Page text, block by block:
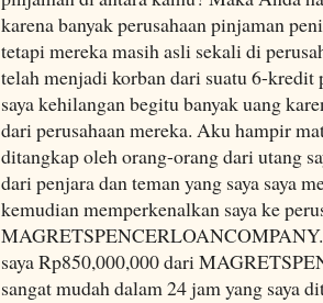
karena banyak perusahaan pinjaman
tetapi mereka masih asli sekali di
telah menjadi korban dari suatu 6-
saya kehilangan begitu banyak uang
dari perusahaan mereka. Aku hampir
ditangkap oleh orang-orang dari utang
dari penjara dan teman yang saya saya
kemudian memperkenalkan saya ke
MAGRETSPENCERLOANCOMPANY.
saya Rp850,000,000 dari
sangat mudah dalam 24 jam yang saya